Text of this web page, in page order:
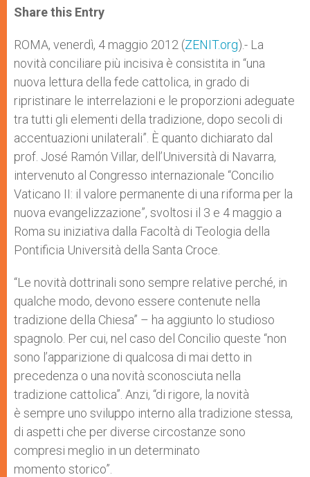
t
s
p
p
s
e
g
e
r
e
b
o
k
r
Share this Entry
ROMA, venerdì, 4 maggio 2012 (ZENIT.org).- La
novità conciliare più incisiva è consistita in “una
nuova lettura della fede cattolica, in grado di
ripristinare le interrelazioni e le proporzioni adeguate
tra tutti gli elementi della tradizione, dopo secoli di
accentuazioni unilaterali”. È quanto dichiarato dal
prof. José Ramón Villar, dell’Università di Navarra,
intervenuto al Congresso internazionale “Concilio
Vaticano II: il valore permanente di una riforma per la
nuova evangelizzazione”, svoltosi il 3 e 4 maggio a
Roma su iniziativa dalla Facoltà di Teologia della
Pontificia Università della Santa Croce.
“Le novità dottrinali sono sempre relative perché, in
qualche modo, devono essere contenute nella
tradizione della Chiesa” – ha aggiunto lo studioso
spagnolo. Per cui, nel caso del Concilio queste “non
sono l’apparizione di qualcosa di mai detto in
precedenza o una novità sconosciuta nella
tradizione cattolica”. Anzi, “di rigore, la novità
è sempre uno sviluppo interno alla tradizione stessa,
di aspetti che per diverse circostanze sono
compresi meglio in un determinato
momento storico”.